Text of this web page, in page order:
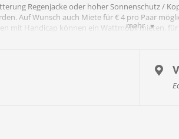
mehr
Regenjacke oder hoher Sonnenschutz /
Auf Wunsch auch Miete für € 4 pro Paar
mit Handicap können ein Wattmobil mieten,